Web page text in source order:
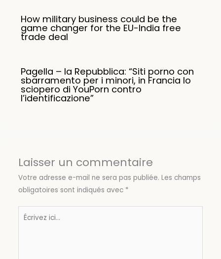
How military business could be the
game changer for the EU-India free
trade deal
Pagella – la Repubblica: “Siti porno con
sbarramento per i minori, in Francia lo
sciopero di YouPorn contro
l’identificazione”
Laisser un commentaire
Votre adresse e-mail ne sera pas publiée. Les champs
obligatoires sont indiqués avec *
Écrivez